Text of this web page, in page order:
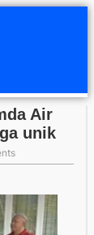
Air
unik